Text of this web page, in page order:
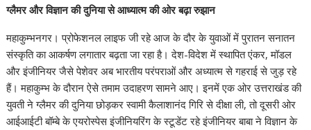
ग्लैमर और विज्ञान की दुनिया से आध्यात्म की ओर बढ़ा रुझान
महाकुम्भनगर। प्रोफेशनल लाइफ जी रहे आज के दौर के युवाओं में पुरातन सनातन
संस्कृति का आकर्षण लगातार बढ़ता जा रहा है। देश-विदेश में स्थापित एंकर, मॉडल
और इंजीनियर जैसे पेशेवर अब भारतीय परंपराओं और अध्यात्म से गहराई से जुड़ रहे
हैं। महाकुम्भ के दौरान ऐसे तमाम उदाहरण सामने आए। इनमें एक ओर उत्तराखंड की
युवती ने ग्लैमर की दुनिया छोड़कर स्वामी कैलाशानंद गिरि से दीक्षा ली, तो दूसरी ओर
आईआईटी बॉम्बे के एयरोस्पेस इंजीनियरिंग के स्टूडेंट रहे इंजीनियर बाबा ने विज्ञान के